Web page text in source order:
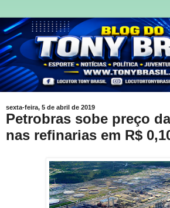
sexta-feira, 5 de abril de 2019
Petrobras sobe preço
nas refinarias em R$